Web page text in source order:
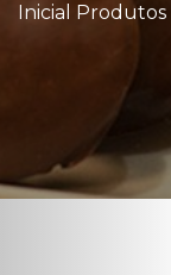
Inicial Produtos